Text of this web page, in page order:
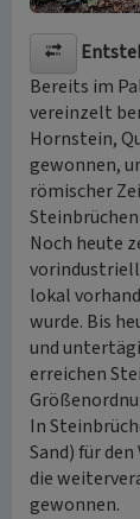
Bereits im
vereinzelt
Hornstein,
gewonnen,
römischer
Noch heute
lokal
wurde. Bis
und
erreichen
In
Sand) für
die
gewonnen.